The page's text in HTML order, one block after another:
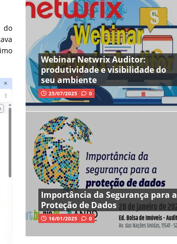
do
Webinar Netwrix Auditor:
produtividade e visibilidade do
seu ambiente
25/07/2025 0
Importância da Segurança para a
Proteção de Dados
16/01/2025 0